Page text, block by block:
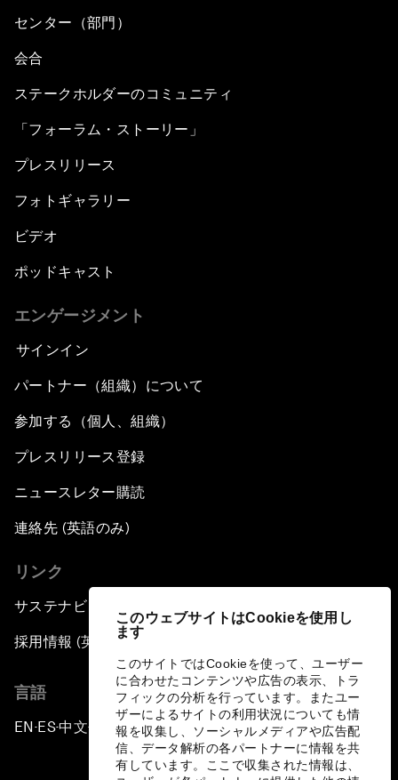
このウェブサイトはCookieを使用し
ます
このサイトではCookieを使って、ユーザー
に合わせたコンテンツや広告の表示、トラ
フィックの分析を行っています。またユー
ザーによるサイトの利用状況についても情
報を収集し、ソーシャルメディアや広告配
信、データ解析の各パートナーに情報を共
有しています。ここで収集された情報は、
センター（部門）
会合
ステークホルダーのコミュニティ
「フォーラム・ストーリー」
プレスリリース
フォトギャラリー
ビデオ
ポッドキャスト
エンゲージメント
サインイン
パートナー（組織）について
参加する（個人、組織）
プレスリリース登録
ニュースレター購読
連絡先 (英語のみ)
リンク
サステナビリティへの取り組み
採用情報 (英語のみ)
言語
EN ▪ES▪中文▪ 日本語